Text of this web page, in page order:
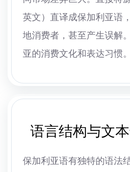
英文）直译成保加利亚语
地消费者，甚至产生误解
亚的消费文化和表达习惯。
语言结构与文
保加利亚语有独特的语法